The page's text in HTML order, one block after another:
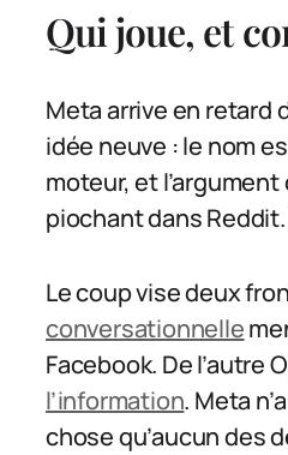
Qui joue, et
Meta arrive en retard
idée neuve : le nom
moteur, et
piochant dans Reddit.
Le coup vise deux
conversationnelle
Facebook. De l’autre
l’information. Meta
chose qu’aucun des